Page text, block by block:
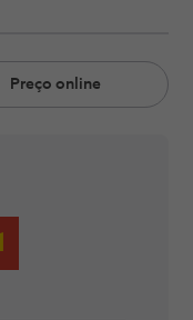
Preço online